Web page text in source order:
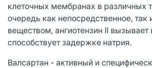
клеточных мембранах в различных
очередь как непосредственное,
веществом, ангиотензин II
способствует задержке натрия.
Валсартан - активный и